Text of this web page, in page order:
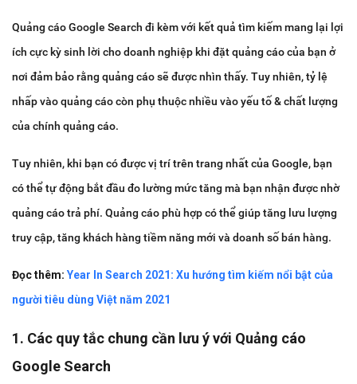
Quảng cáo Google Search đi kèm với kết quả tìm kiếm mang lại lợi
ích cực kỳ sinh lời cho doanh nghiệp khi đặt quảng cáo của bạn ở
nơi đảm bảo rằng quảng cáo sẽ được nhìn thấy. Tuy nhiên, tỷ lệ
nhấp vào quảng cáo còn phụ thuộc nhiều vào yếu tố & chất lượng
của chính quảng cáo.
Tuy nhiên, khi bạn có được vị trí trên trang nhất của Google, bạn
có thể tự động bắt đầu đo lường mức tăng mà bạn nhận được nhờ
quảng cáo trả phí. Quảng cáo phù hợp có thể giúp tăng lưu lượng
truy cập, tăng khách hàng tiềm năng mới và doanh số bán hàng.
Đọc thêm: Year In Search 2021: Xu hướng tìm kiếm nổi bật của
người tiêu dùng Việt năm 2021
1. Các quy tắc chung cần lưu ý với Quảng cáo
Google Search